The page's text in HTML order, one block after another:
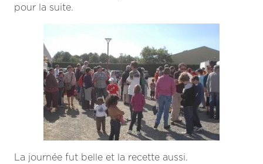
pour la suite.
La journée fut belle et la recette aussi.